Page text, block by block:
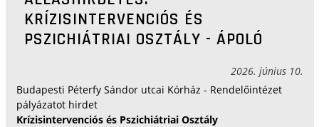
KRÍZISINTERVENCIÓS ÉS
PSZICHIÁTRIAI OSZTÁLY - ÁPOLÓ
2026. június 10.
Budapesti Péterfy Sándor utcai Kórház - Rendelőintézet
pályázatot hirdet
Krízisintervenciós és Pszichiátriai Osztály